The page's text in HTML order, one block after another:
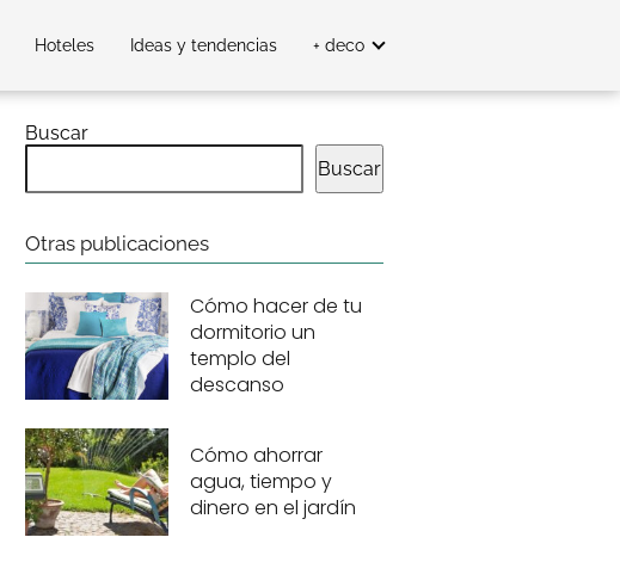
Hoteles Ideas y tendencias + deco
Buscar
Buscar
Otras publicaciones
Cómo hacer de tu
dormitorio un
templo del
descanso
Cómo ahorrar
agua, tiempo y
dinero en el jardín